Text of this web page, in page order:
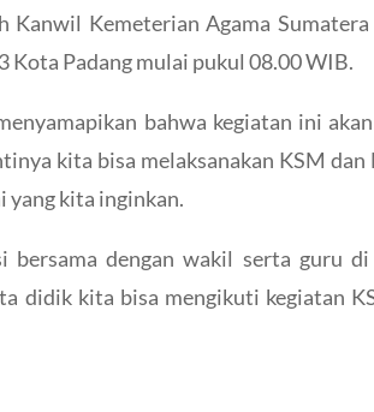
Kanwil Kemeterian Agama
Padang mulai pukul 08.00 WIB.
bahwa kegiatan ini
kita bisa melaksanakan KSM dan
yang kita inginkan.
bersama dengan wakil serta guru
didik kita bisa mengikuti kegiatan